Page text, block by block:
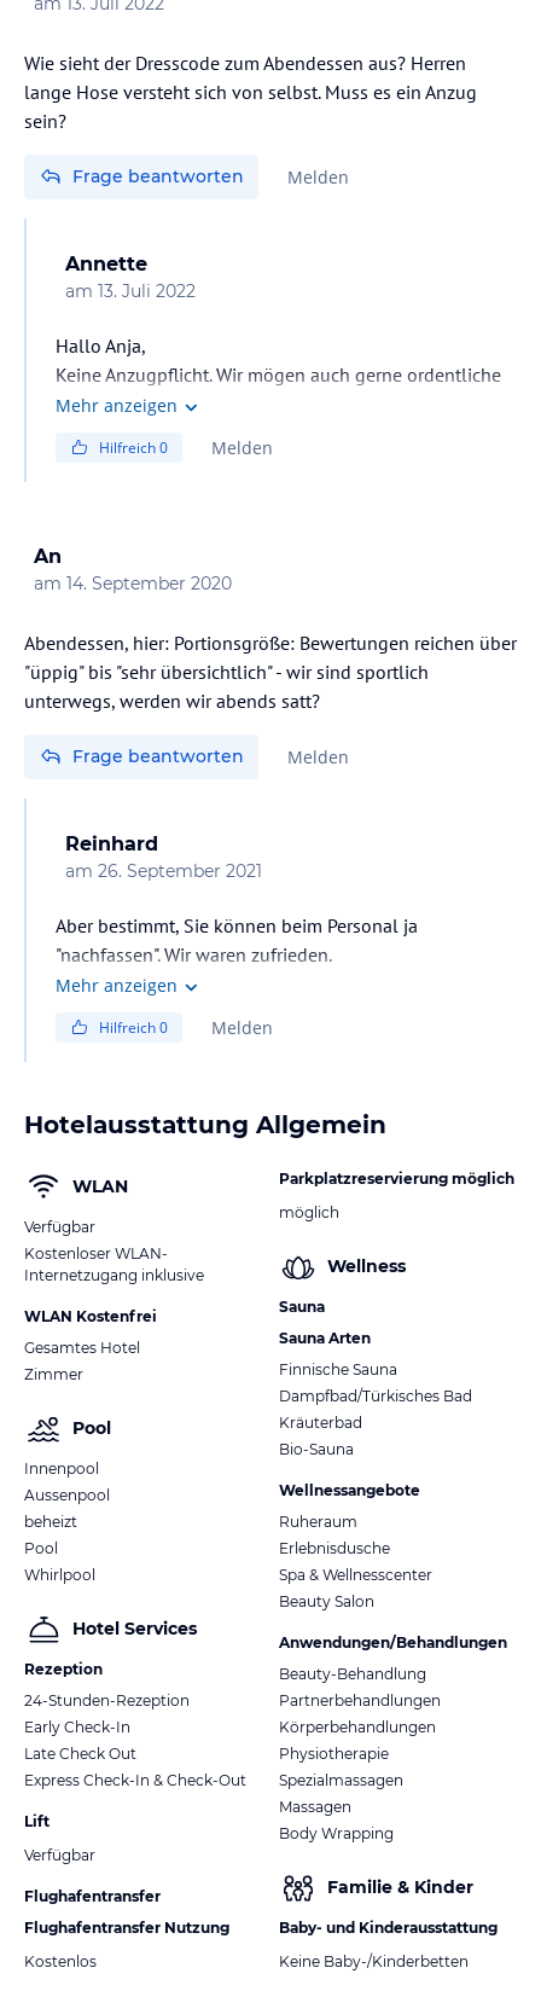
Wie sieht der Dresscode zum Abendessen aus? Herren
lange Hose versteht sich von selbst. Muss es ein Anzug
sein?
Frage beantworten Melden
Annette
am 13. Juli 2022
Hallo Anja,
Keine Anzugpflicht. Wir mögen auch gerne ordentliche
Kleidung, aber Hose und Hemd ist ok, waren auch
waren vertreten.
Mehr anzeigen
Hilfreich0 Melden
An
am 14. September 2020
Abendessen, hier: Portionsgröße: Bewertungen reichen über
"üppig" bis "sehr übersichtlich" - wir sind sportlich
unterwegs, werden wir abends satt?
Frage beantworten Melden
Reinhard
am 26. September 2021
Aber bestimmt, Sie können beim Personal ja
"nachfassen". Wir waren zufrieden.
Mehr anzeigen
Hilfreich0 Melden
Hotelausstattung Allgemein
WLAN
Verfügbar
Kostenloser WLAN-
Internetzugang inklusive
WLAN Kostenfrei
Gesamtes Hotel
Zimmer
Pool
Innenpool
Aussenpool
beheizt
Pool
Whirlpool
Hotel Services
Rezeption
24-Stunden-Rezeption
Early Check-In
Late Check Out
Express Check-In & Check-Out
Lift
Verfügbar
Flughafentransfer
Flughafentransfer Nutzung
Kostenlos
Parkplatzreservierung möglich
möglich
Wellness
Sauna
Sauna Arten
Finnische Sauna
Dampfbad/Türkisches Bad
Kräuterbad
Bio-Sauna
Wellnessangebote
Ruheraum
Erlebnisdusche
Spa & Wellnesscenter
Beauty Salon
Anwendungen/Behandlungen
Beauty-Behandlung
Partnerbehandlungen
Körperbehandlungen
Physiotherapie
Spezialmassagen
Massagen
Body Wrapping
Familie & Kinder
Baby- und Kinderausstattung
Keine Baby-/Kinderbetten